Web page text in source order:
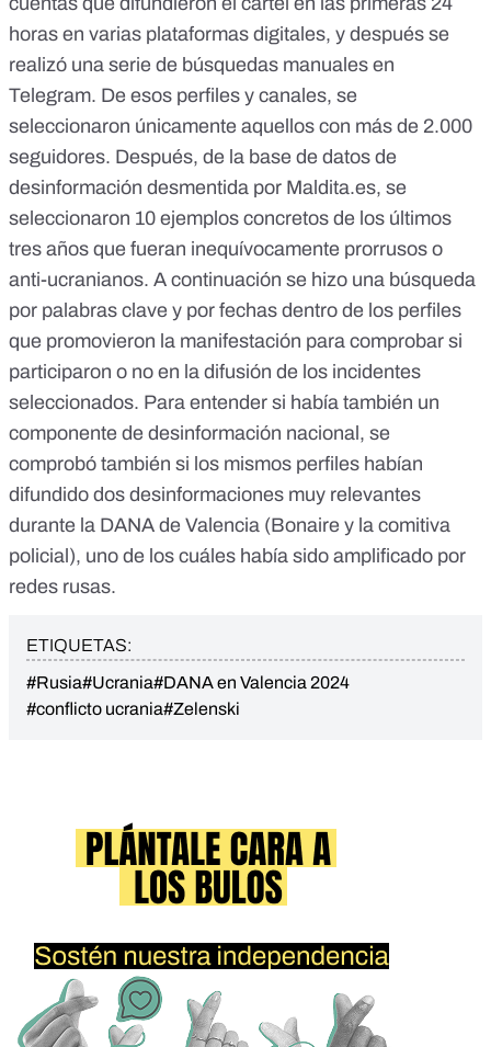
horas en varias plataformas digitales, y después se
realizó una serie de búsquedas manuales en
Telegram. De esos perfiles y canales, se
seleccionaron únicamente aquellos con más de 2.000
seguidores. Después, de la base de datos de
desinformación desmentida por Maldita.es, se
seleccionaron 10 ejemplos concretos de los últimos
tres años que fueran inequívocamente prorrusos o
anti-ucranianos. A continuación se hizo una búsqueda
por palabras clave y por fechas dentro de los perfiles
que promovieron la manifestación para comprobar si
participaron o no en la difusión de los incidentes
seleccionados. Para entender si había también un
componente de desinformación nacional, se
comprobó también si los mismos perfiles habían
difundido dos desinformaciones muy relevantes
durante la DANA de Valencia (Bonaire y la comitiva
policial), uno de los cuáles había sido amplificado por
redes rusas.
ETIQUETAS:
#Rusia#Ucrania#DANA en Valencia 2024
#conflicto ucrania#Zelenski